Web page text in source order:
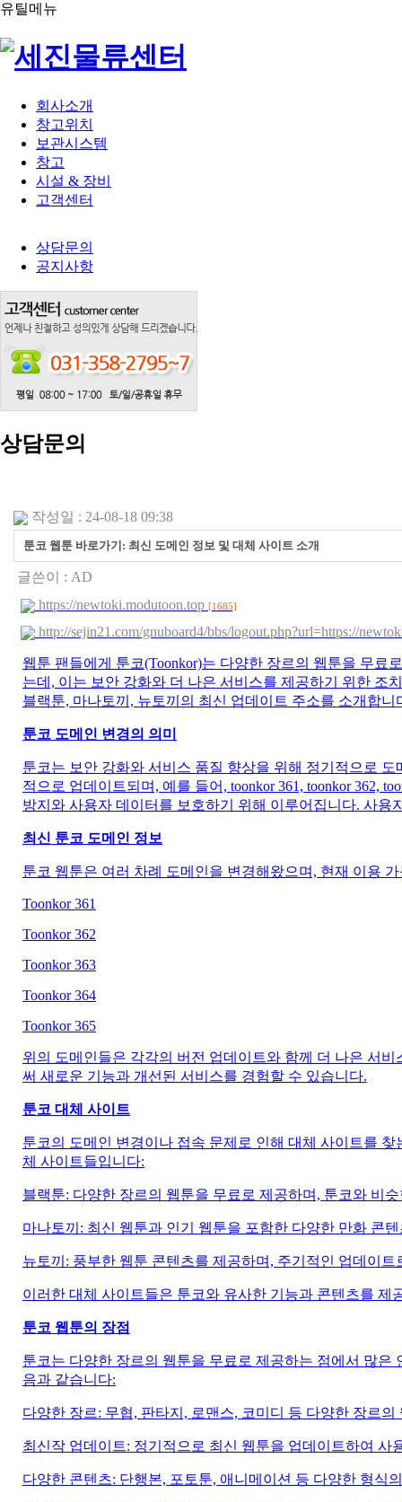
유틸메뉴
회사소개
창고위치
보관시스템
창고
시설 & 장비
고객센터
상담문의
공지사항
상담문의
작성일 : 24-08-18 09:38
툰코 웹툰 바로가기: 최신 도메인 정보 및 대체 사이트 소개
글쓴이 : AD
https://newtoki.modutoon.top [1685]
http://sejin21.com/gnuboard4/bbs/logout.php?url=https://
웹툰 팬들에게 툰코(Toonkor)는 다양한 장르의 웹툰을 무
는데, 이는 보안 강화와 더 나은 서비스를 제공하기 위한 조
블랙툰, 마나토끼, 뉴토끼의 최신 업데이트 주소를 소개합니
툰코 도메인 변경의 의미
툰코는 보안 강화와 서비스 품질 향상을 위해 정기적으로
적으로 업데이트되며, 예를 들어, toonkor 361, toonkor 362,
방지와 사용자 데이터를 보호하기 위해 이루어집니다. 사
최신 툰코 도메인 정보
툰코 웹툰은 여러 차례 도메인을 변경해왔으며, 현재 이용
Toonkor 361
Toonkor 362
Toonkor 363
Toonkor 364
Toonkor 365
위의 도메인들은 각각의 버전 업데이트와 함께 더 나은 서
써 새로운 기능과 개선된 서비스를 경험할 수 있습니다.
툰코 대체 사이트
툰코의 도메인 변경이나 접속 문제로 인해 대체 사이트를
체 사이트들입니다:
블랙툰: 다양한 장르의 웹툰을 무료로 제공하며, 툰코와 비
마나토끼: 최신 웹툰과 인기 웹툰을 포함한 다양한 만화 콘
뉴토끼: 풍부한 웹툰 콘텐츠를 제공하며, 주기적인 업데이
이러한 대체 사이트들은 툰코와 유사한 기능과 콘텐츠를
툰코 웹툰의 장점
툰코는 다양한 장르의 웹툰을 무료로 제공하는 점에서 많
음과 같습니다:
다양한 장르: 무협, 판타지, 로맨스, 코미디 등 다양한 장르의
최신작 업데이트: 정기적으로 최신 웹툰을 업데이트하여 사
다양한 콘텐츠: 단행본, 포토툰, 애니메이션 등 다양한 형식